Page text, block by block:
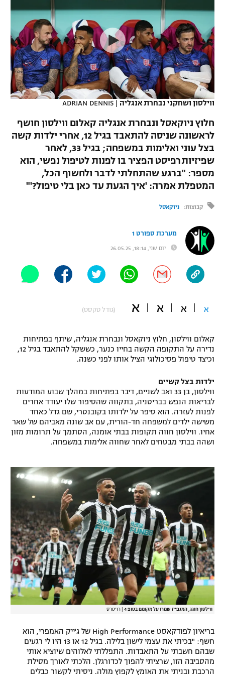
VOD
רץ ברשת
תוצאות
לוח שידורים
ברחבה
"מעל הליגה" – פודקאסט
"מחצית בשכונה" – פודקאסט
משתתפים וזוכים בפרסים
תקנון משתתפים וזוכים בפרסים
תקנון עבור פעילות ספורט 1 – "מרלן"
טניס
גיימינג E-Sports
מדיניות פרטיות
תקנון פעילות ספורט 1
הצטרפות לחבילת הערוצים
לוח דרושים – ג'ובנט
תגיות
המגזין
נבחרת ישראל
מכבי חיפה
בית"ר ירושלים
מכבי תל אביב
הפועל תל אביב
הפועל חיפה
הפועל באר שבע
מכבי נתניה
בני יהודה
ליגה ספרדית
ליגה איטלקית
ליגה צרפתית
ליגה הולנדית
ליגה טורקית
ליגה סינית
ליגות נוספות
כדורסל נשים
מכבי תל אביב
הפועל חולון
הפועל ירושלים
דני אבדיה
יורוליג
יורוקאפ
טניס
כדוריד
כדורעף
שחייה
ג'ודו
אגרוף
ספורט אולימפי
אופניים
ספורט מוטורי
בייסבול MLB
אומנויות לחימה
גיימינג E-Sports
ווילסון ושחקני נבחרת אנגליה |
ADRIAN DENNIS
חלוץ ניוקאסל ונבחרת אנגליה קאלום ווילסון חושף
לראשונה שניסה להתאבד בגיל 12, אחרי ילדות קשה
בצל עוני ואלימות במשפחה; בגיל 33, לאחר
שפיזיותרפיסט הפציר בו לפנות לטיפול נפשי, הוא
מספר: "ברגע שהתחלתי לדבר ולחשוף הכל,
המטפלת אמרה: 'איך הגעת עד כאן בלי טיפול?'"
קבוצות: ניוקאסל
מערכת ספורט 1
יום שני, 18:14, 26.05.25
א א א א (גודל טקסט)
קאלום ווילסון, חלוץ ניוקאסל ונבחרת אנגליה, שיתף בפתיחות
נדירה על התקופה הקשה בחייו כנער, כששקל להתאבד בגיל 12,
וכיצד טיפול פסיכולוגי הציל אותו לפני כשנה.
ילדות בצל קשיים
ווילסון, בן 33 ואב לשניים, דיבר בפתיחות במהלך שבוע המודעות
לבריאות הנפש בבריטניה, בתקווה שהסיפור שלו יעודד אחרים
לפנות לעזרה. הוא סיפר על ילדותו בקובנטרי, שם גדל כאחד
משישה ילדים למשפחה חד-הורית, עם אב שונה מאביהם של שאר
אחיו. ווילסון חווה תקופות בבתי אומנה, הסתמך על תרומות מזון
ושהה בבתי מבטחים לאחר שחווה אלימות במשפחה.
ווילסון חוגג, המגפייז שמרו על מקומם בטופ 4 רויטרס
בריאיון לפודקאסט High Performance של ג'ייק האמפרי, הוא
חשף: "בכיתי את עצמי לישון בלילה. בגיל 12 או 13 היו לי רגעים
שבהם חשבתי על התאבדות. התפללתי לאלוהים שיוציא אותי
מהסביבה הזו, שרציתי להפוך לכדורגלן. הלכתי לאורך מסילת
הרכבת ובניתי את האומץ לקפוץ מולה. ניסיתי לקשור כבלים